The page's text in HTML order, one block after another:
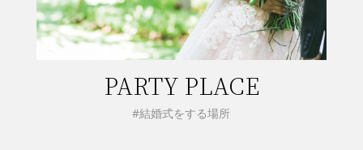
PARTY PLACE
#結婚式をする場所